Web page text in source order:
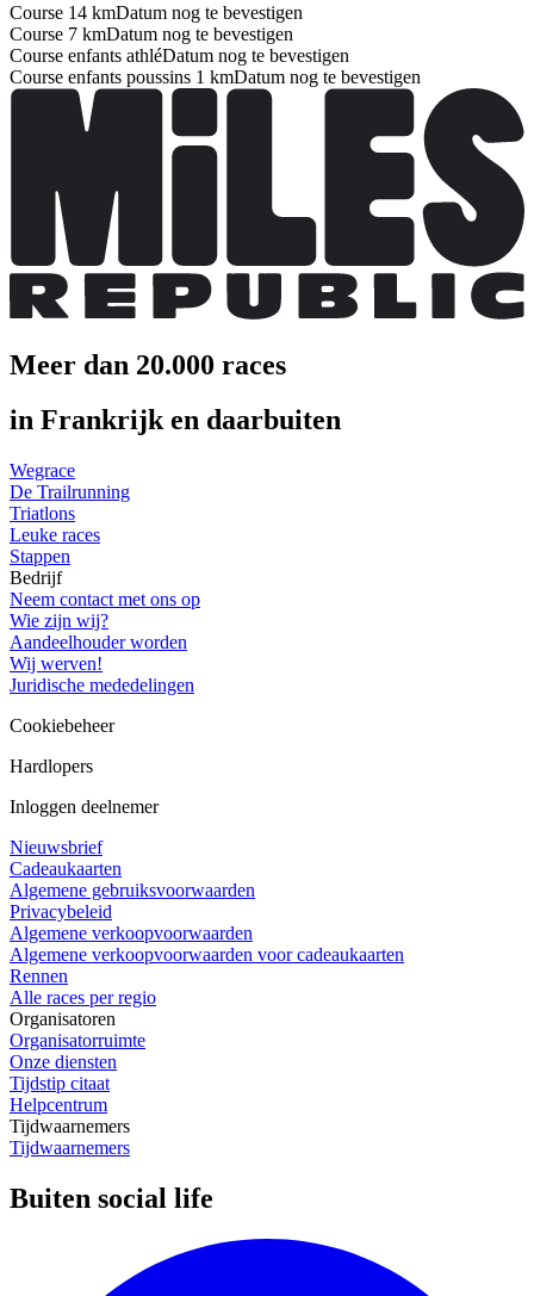
Course 14 kmDatum nog te bevestigen
Course 7 kmDatum nog te bevestigen
Course enfants athléDatum nog te bevestigen
Course enfants poussins 1 kmDatum nog te bevestigen
Meer dan 20.000 races
in Frankrijk en daarbuiten
Wegrace
De Trailrunning
Triatlons
Leuke races
Stappen
Bedrijf
Neem contact met ons op
Wie zijn wij?
Aandeelhouder worden
Wij werven!
Juridische mededelingen
Cookiebeheer
Hardlopers
Inloggen deelnemer
Nieuwsbrief
Cadeaukaarten
Algemene gebruiksvoorwaarden
Privacybeleid
Algemene verkoopvoorwaarden
Algemene verkoopvoorwaarden voor cadeaukaarten
Rennen
Alle races per regio
Organisatoren
Organisatorruimte
Onze diensten
Tijdstip citaat
Helpcentrum
Tijdwaarnemers
Tijdwaarnemers
Buiten social life